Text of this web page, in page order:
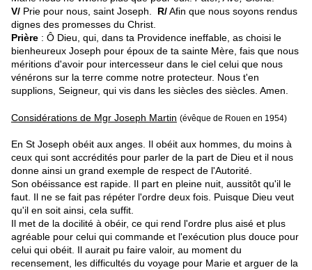
V/ Prie pour nous, saint Joseph. R/Afin que nous soyons rendus
dignes des promesses du Christ.
Prière : Ô Dieu, qui, dans ta Providence ineffable, as choisi le
bienheureux Joseph pour époux de ta sainte Mère, fais que nous
méritions d'avoir pour intercesseur dans le ciel celui que nous
vénérons sur la terre comme notre protecteur. Nous t'en
supplions, Seigneur, qui vis dans les siècles des siècles. Amen.
Considérations de Mgr Joseph Martin (évêque de Rouen en 1954)
En St Joseph obéit aux anges. Il obéit aux hommes, du moins à
ceux qui sont accrédités pour parler de la part de Dieu et il nous
donne ainsi un grand exemple de respect de l'Autorité.
Son obéissance est rapide. Il part en pleine nuit, aussitôt qu'il le
faut. Il ne se fait pas répéter l'ordre deux fois. Puisque Dieu veut
qu'il en soit ainsi, cela suffit.
Il met de la docilité à obéir, ce qui rend l'ordre plus aisé et plus
agréable pour celui qui commande et l'exécution plus douce pour
celui qui obéit. Il aurait pu faire valoir, au moment du
recensement, les difficultés du voyage pour Marie et arguer de la